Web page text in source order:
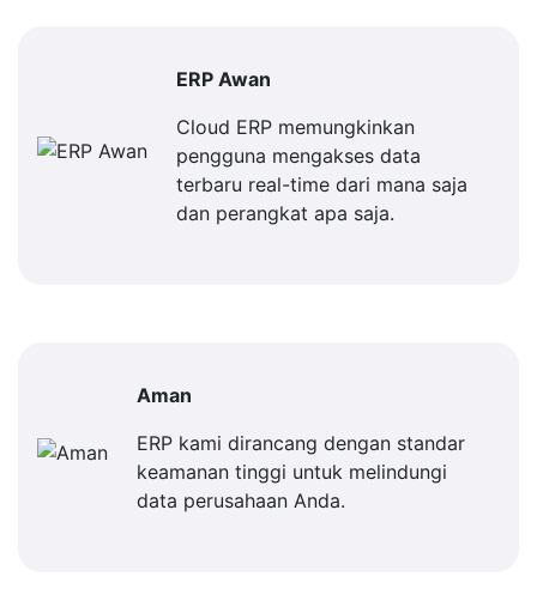
ERP Awan
Cloud ERP memungkinkan
pengguna mengakses data
terbaru real-time dari mana saja
dan perangkat apa saja.
Aman
ERP kami dirancang dengan standar
keamanan tinggi untuk melindungi
data perusahaan Anda.